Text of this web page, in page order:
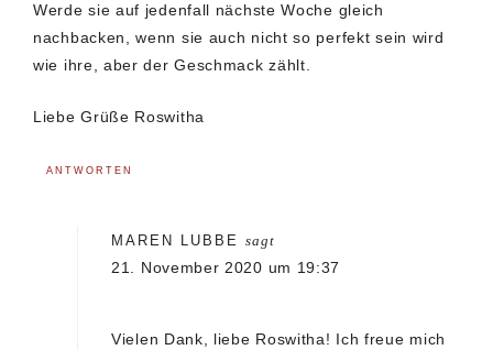
Werde sie auf jedenfall nächste Woche gleich
nachbacken, wenn sie auch nicht so perfekt sein wird
wie ihre, aber der Geschmack zählt.
Liebe Grüße Roswitha
ANTWORTEN
MAREN LUBBE sagt
21. November 2020 um 19:37
Vielen Dank, liebe Roswitha! Ich freue mich